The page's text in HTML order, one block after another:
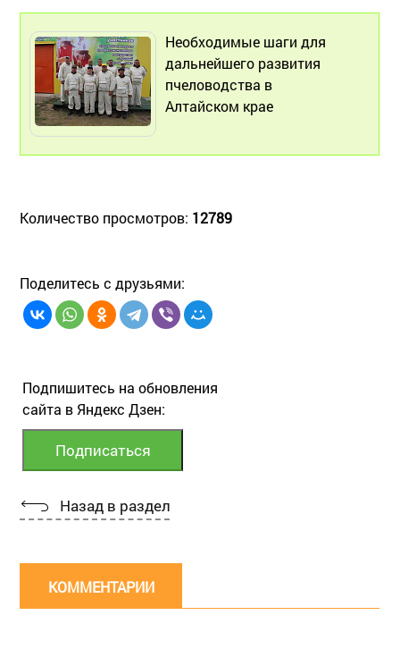
Необходимые шаги для
дальнейшего развития
пчеловодства в
Алтайском крае
Количество просмотров: 12789
Поделитесь с друзьями:
Подпишитесь на обновления
сайта в Яндекс Дзен:
Назад в раздел
КОММЕНТАРИИ